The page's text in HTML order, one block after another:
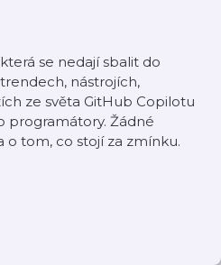
se nedají sbalit do
nástrojích,
ze světa GitHub Copilotu
programátory. Žádné
o tom, co stojí za zmínku.